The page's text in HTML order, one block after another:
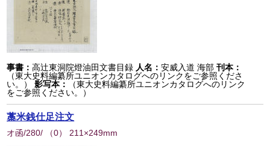
事書：高辻東洞院燈油田文書目録 人名：安威入道 海部 刊本：
（東大史料編纂所ユニオンカタログへのリンクをご参照くださ
い。）
影写本：
（東大史料編纂所ユニオンカタログへのリンク
をご参照ください。）
藁米銭仕足注文
オ函/280/ （0） 211×249mm